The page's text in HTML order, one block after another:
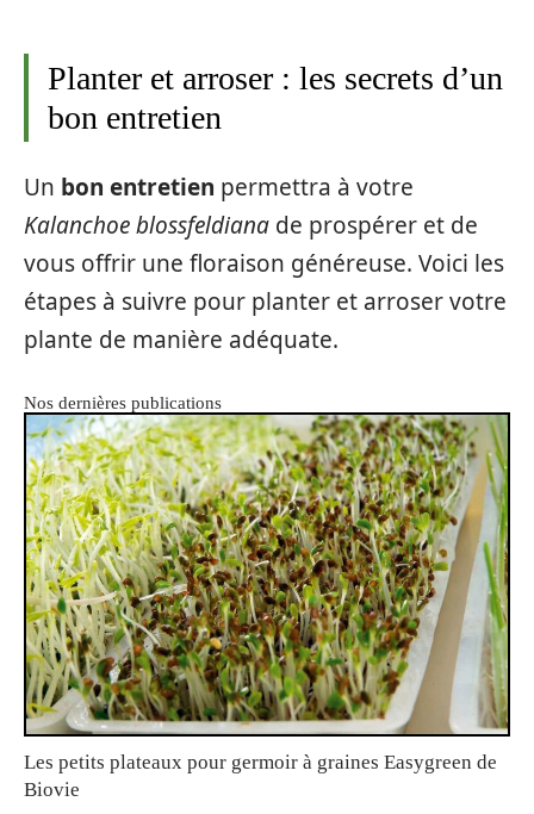
Planter et arroser : les secrets d’un
bon entretien
Un bon entretien permettra à votre
Kalanchoe blossfeldiana de prospérer et de
vous offrir une floraison généreuse. Voici les
étapes à suivre pour planter et arroser votre
plante de manière adéquate.
Nos dernières publications
Les petits plateaux pour germoir à graines Easygreen de
Biovie